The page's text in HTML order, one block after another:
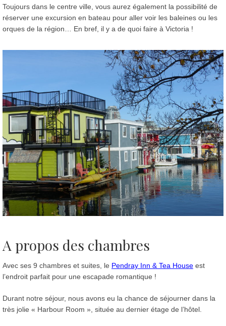
Toujours dans le centre ville, vous aurez également la possibilité de
réserver une excursion en bateau pour aller voir les baleines ou les
orques de la région… En bref, il y a de quoi faire à Victoria !
A propos des chambres
Avec ses 9 chambres et suites, le Pendray Inn & Tea House est
l’endroit parfait pour une escapade romantique !
Durant notre séjour, nous avons eu la chance de séjourner dans la
très jolie « Harbour Room », située au dernier étage de l’hôtel.